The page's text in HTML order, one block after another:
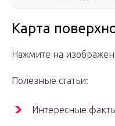
Карта
Нажмите на
Полезные статьи:
Интересные